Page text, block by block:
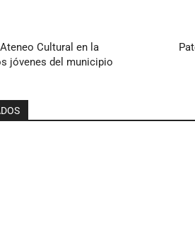
Cultural en la
jóvenes del municipio